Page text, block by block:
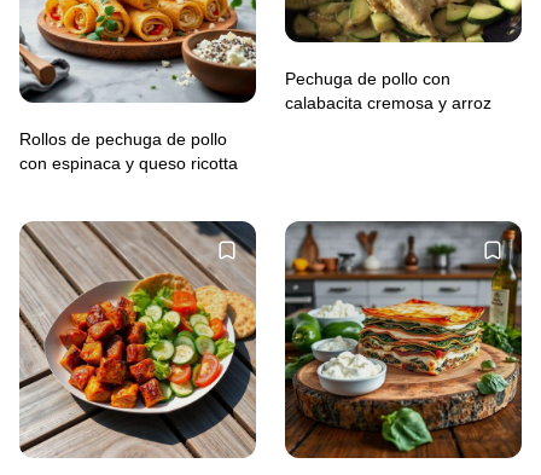
Rollos de pechuga de pollo
con espinaca y queso ricotta
Pechuga de pollo con
calabacita cremosa y arroz